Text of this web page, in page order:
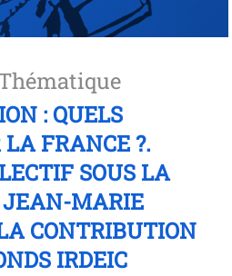
: QUELS
FRANCE ?.
SOUS LA
JEAN-MARIE
CONTRIBUTION
IRDEIC